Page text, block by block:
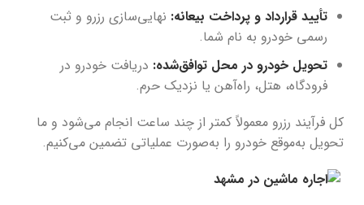
تأیید قرارداد و پرداخت بیعانه: نهایی‌سازی رزرو و ثبت
رسمی خودرو به نام شما.
تحویل خودرو در محل توافق‌شده: دریافت خودرو در
فرودگاه، هتل، راه‌آهن یا نزدیک حرم.
کل فرآیند رزرو معمولاً کمتر از چند ساعت انجام می‌شود و ما
تحویل به‌موقع خودرو را به‌صورت عملیاتی تضمین می‌کنیم.